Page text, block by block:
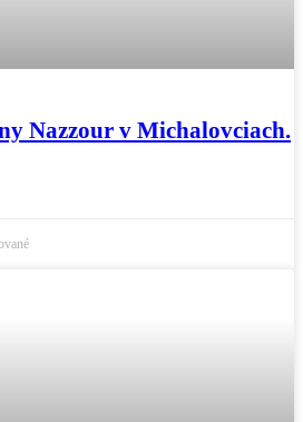
Nazzour v Michalovciach.